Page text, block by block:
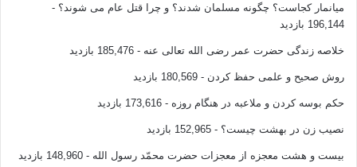
میانمار کجاست؟ چگونه مسلمان شدند؟ و چرا قتل عام می شوند؟ -
196,144 بازدید
خلاصه زندگی حضرت عمر رضی الله تعالی عنه - 185,476 بازدید
روش صحیح و علمی حفظ کردن - 180,569 بازدید
حکم بوسه کردن و ملاعبه در هنگام روزه - 173,616 بازدید
نصیب زن در بهشت چیست؟ - 152,965 بازدید
بیست و هشت معجزه از معجزات حضرت محمّد رسول الله - 148,960 بازدید